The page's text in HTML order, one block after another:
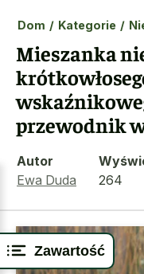
Zawartość
Dom / Kategorie /
Mieszanka
przewodnik
Autor
Ewa Duda
264